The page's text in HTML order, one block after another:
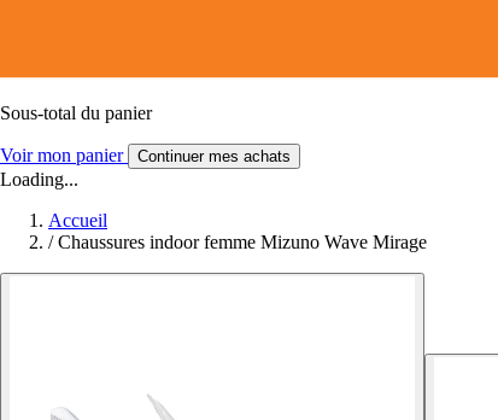
Sous-total du panier
Voir mon panier Continuer mes achats
Loading...
Accueil
/ Chaussures indoor femme Mizuno Wave Mirage